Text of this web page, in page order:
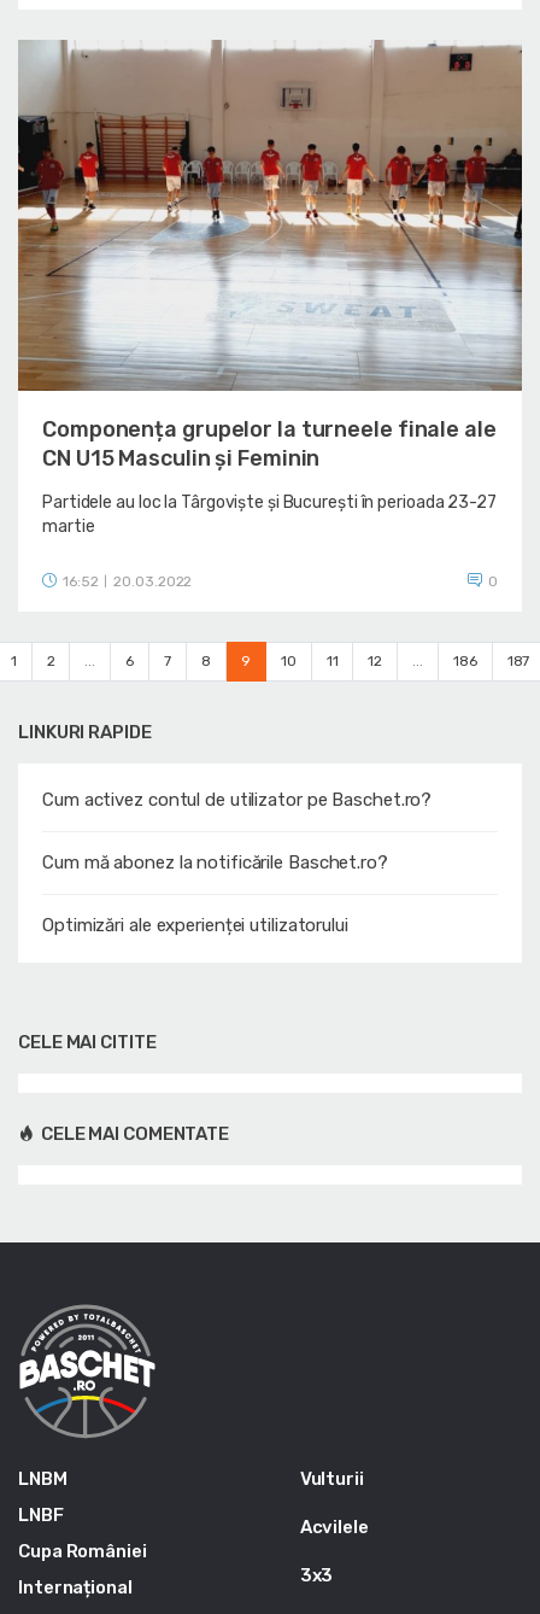
LINKURI RAPIDE
Cum activez contul de utilizator pe Baschet.ro?
Cum mă abonez la notificările Baschet.ro?
Optimizări ale experienței utilizatorului
Componența grupelor la turneele finale ale
CN U15 Masculin și Feminin
Partidele au loc la Târgoviște și București în perioada 23-27
martie
16:52 20.03.2022 0
1 2 6 7 8 9 10 11 12 186 187
CELE MAI CITITE
CELE MAI COMENTATE
LNBM
LNBF
Cupa României
Internațional
Vulturii
Acvilele
3x3